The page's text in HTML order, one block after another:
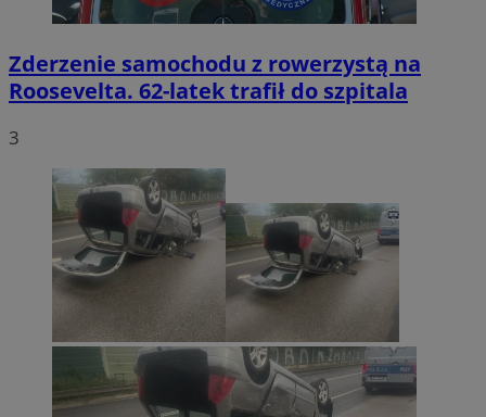
Zderzenie samochodu z rowerzystą na
Roosevelta. 62-latek trafił do szpitala
3